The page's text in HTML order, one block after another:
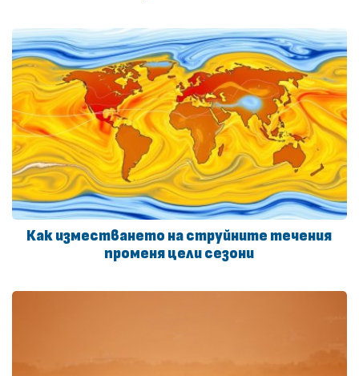
Как изместването на струйните течения
променя цели сезони